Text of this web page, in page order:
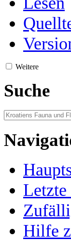
Weitere
Suche
Letzte
Hilfe